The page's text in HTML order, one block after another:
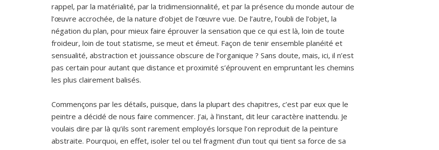
rappel, par la matérialité, par la tridimensionnalité, et par la présence du monde autour de
l’œuvre accrochée, de la nature d’objet de l’œuvre vue. De l’autre, l’oubli de l’objet, la
négation du plan, pour mieux faire éprouver la sensation que ce qui est là, loin de toute
froideur, loin de tout statisme, se meut et émeut. Façon de tenir ensemble planéité et
sensualité, abstraction et jouissance obscure de l’organique ? Sans doute, mais, ici, il n’est
pas certain pour autant que distance et proximité s’éprouvent en empruntant les chemins
les plus clairement balisés.
Commençons par les détails, puisque, dans la plupart des chapitres, c’est par eux que le
peintre a décidé de nous faire commencer. J’ai, à l’instant, dit leur caractère inattendu. Je
voulais dire par là qu’ils sont rarement employés lorsque l’on reproduit de la peinture
abstraite. Pourquoi, en effet, isoler tel ou tel fragment d’un tout qui tient sa force de sa